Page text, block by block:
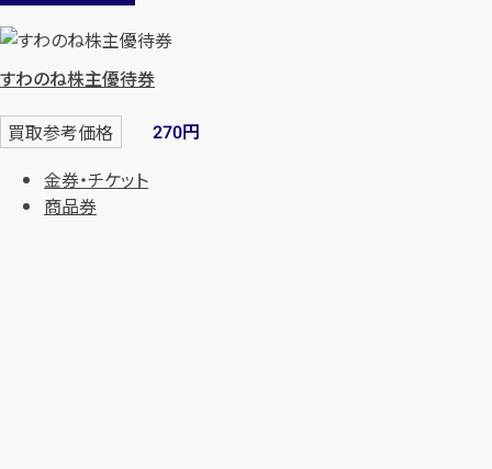
すわのね株主優待券
買取参考価格 270円
金券・チケット
商品券